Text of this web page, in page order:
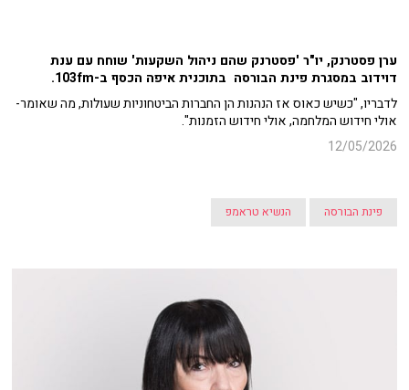
ערן פסטרנק, יו"ר 'פסטרנק שהם ניהול השקעות' שוחח עם ענת
דוידוב במסגרת פינת הבורסה בתוכנית איפה הכסף ב-103fm.
לדבריו, "כשיש כאוס אז הנהנות הן החברות הביטחוניות שעולות, מה שאומר-
אולי חידוש המלחמה, אולי חידוש הזמנות".
12/05/2026
פינת הבורסה הנשיא טראמפ